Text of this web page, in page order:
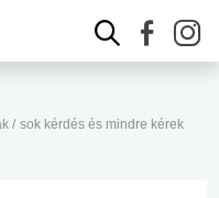
/ sok kérdés és mindre kérek